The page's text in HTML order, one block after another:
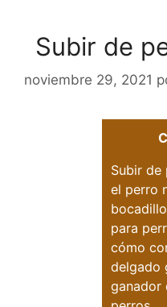
Subir de
noviembre 29, 2021
Subir de
el perro
para
cómo
delgado
ganador